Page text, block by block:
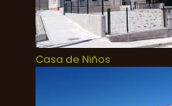
Casa de Niños